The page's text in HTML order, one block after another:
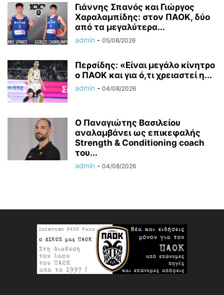
Γιάννης Σπανός και Γιώργος
Χαραλαμπίδης: στον ΠΑΟΚ, δύο
από τα μεγαλύτερα...
admin - 05/08/2026
Περσίδης: «Είναι μεγάλο κίνητρο
ο ΠΑΟΚ και για ό,τι χρειαστεί η...
admin - 04/08/2026
Ο Παναγιώτης Βασιλείου
αναλαμβάνει ως επικεφαλής
Strength & Conditioning coach
του...
admin - 04/08/2026